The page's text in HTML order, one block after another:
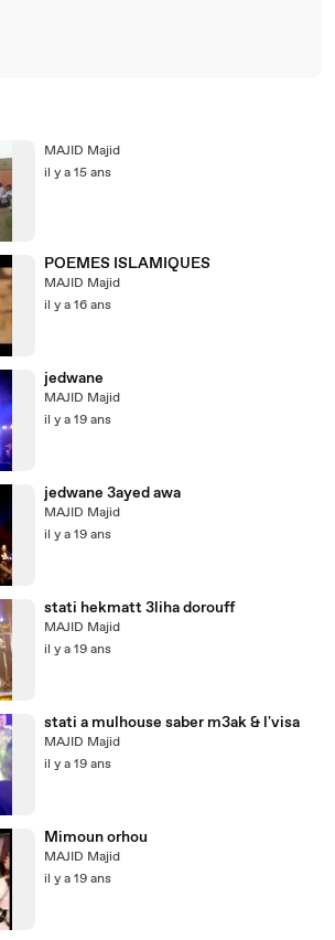
MAJID Majid
il y a 15 ans
POEMES ISLAMIQUES
MAJID Majid
il y a 16 ans
jedwane
MAJID Majid
il y a 19 ans
jedwane 3ayed awa
MAJID Majid
il y a 19 ans
stati hekmatt 3liha dorouff
MAJID Majid
il y a 19 ans
stati a mulhouse saber m3ak & l'visa
MAJID Majid
il y a 19 ans
Mimoun orhou
MAJID Majid
il y a 19 ans